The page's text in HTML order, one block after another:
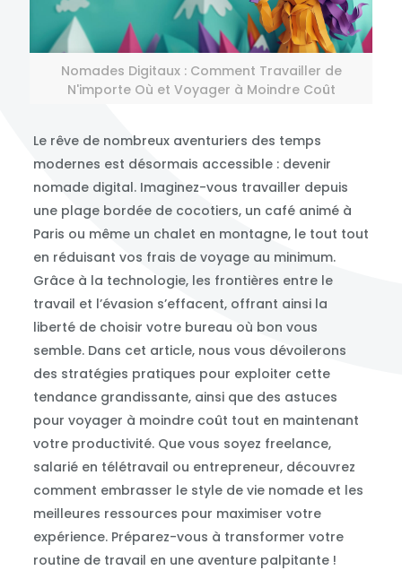
Nomades Digitaux : Comment Travailler de
N'importe Où et Voyager à Moindre Coût
Le rêve de nombreux aventuriers des temps
modernes est désormais accessible : devenir
nomade digital. Imaginez-vous travailler depuis
une plage bordée de cocotiers, un café animé à
Paris ou même un chalet en montagne, le tout tout
en réduisant vos frais de voyage au minimum.
Grâce à la technologie, les frontières entre le
travail et l’évasion s’effacent, offrant ainsi la
liberté de choisir votre bureau où bon vous
semble. Dans cet article, nous vous dévoilerons
des stratégies pratiques pour exploiter cette
tendance grandissante, ainsi que des astuces
pour voyager à moindre coût tout en maintenant
votre productivité. Que vous soyez freelance,
salarié en télétravail ou entrepreneur, découvrez
comment embrasser le style de vie nomade et les
meilleures ressources pour maximiser votre
expérience. Préparez-vous à transformer votre
routine de travail en une aventure palpitante !